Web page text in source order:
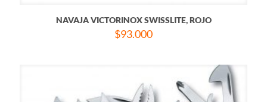
NAVAJA VICTORINOX SWISSLITE, ROJO
$93.000